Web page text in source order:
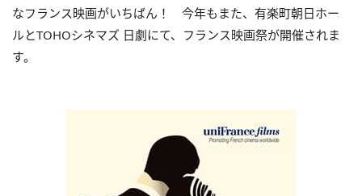
なフランス映画がいちばん！ 今年もまた、有楽町朝日ホー
ルとTOHOシネマズ 日劇にて、フランス映画祭が開催されま
す。